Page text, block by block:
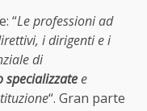
“Le professioni ad
i dirigenti e i
di
specializzatee
“. Gran parte